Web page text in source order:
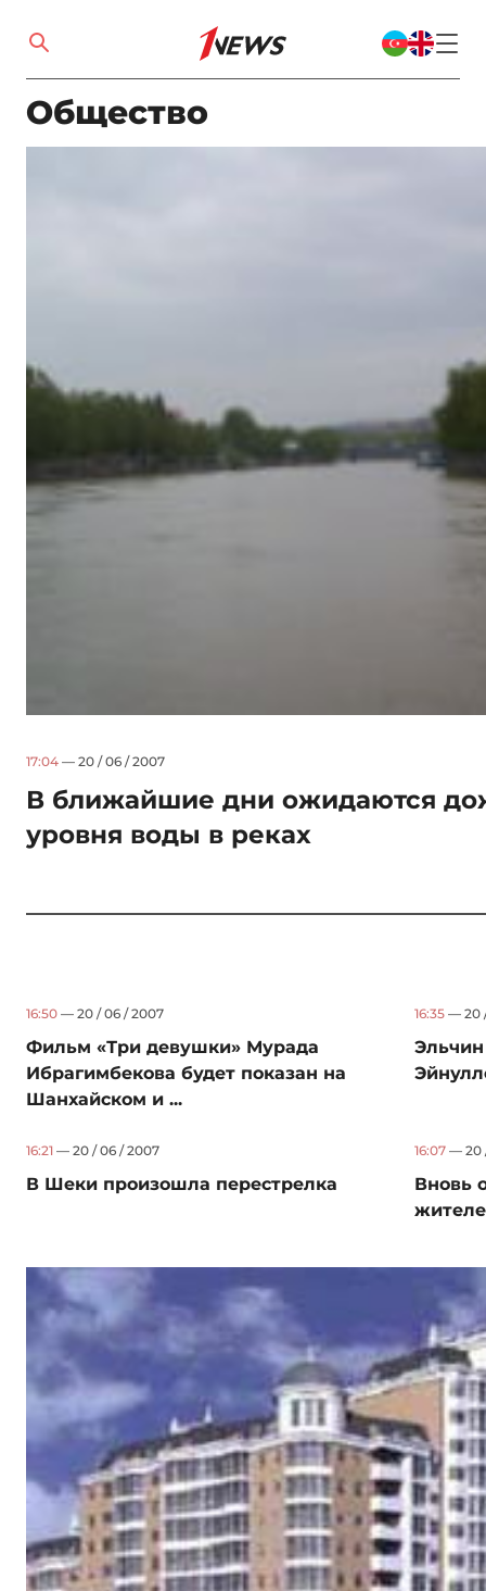
Общество
17:04 — 20 / 06 / 2007
В ближайшие дни ожидаются
уровня воды в реках
16:50 — 20 / 06 / 2007
Фильм «Три девушки» Мурада
Ибрагимбекова будет показан на
Шанхайском и ...
16:35 — 20
Эльчин
16:21 — 20 / 06 / 2007
В Шеки произошла перестрелка
16:07 — 20
Вновь